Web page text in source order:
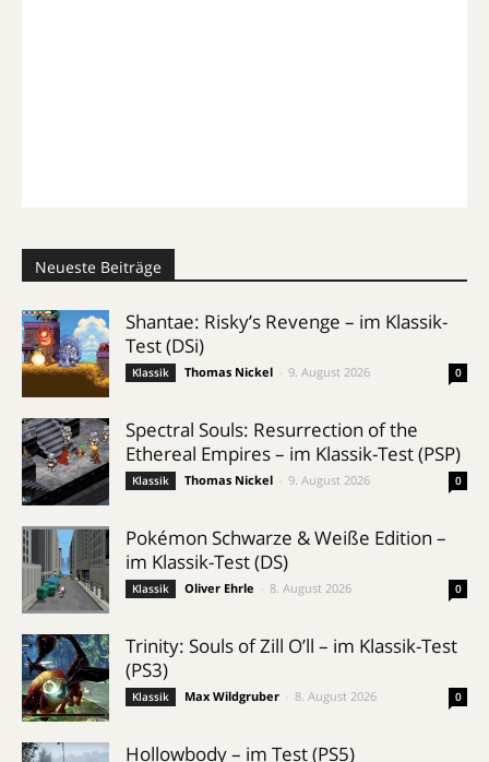
Neueste Beiträge
Shantae: Risky’s Revenge – im Klassik-
Test (DSi)
Klassik Thomas Nickel 9. August 2026 0
Spectral Souls: Resurrection of the
Ethereal Empires – im Klassik-Test (PSP)
Klassik Thomas Nickel 9. August 2026 0
Pokémon Schwarze & Weiße Edition –
im Klassik-Test (DS)
Klassik Oliver Ehrle 8. August 2026 0
Trinity: Souls of Zill O’ll – im Klassik-Test
(PS3)
Klassik Max Wildgruber 8. August 2026 0
Hollowbody – im Test (PS5)